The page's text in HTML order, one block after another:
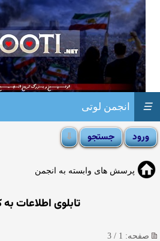
انجمن لوتی ☰
پرسش های وابسته به انجمن
تابلوی اطلاعات به
صفحه: 1 / 3